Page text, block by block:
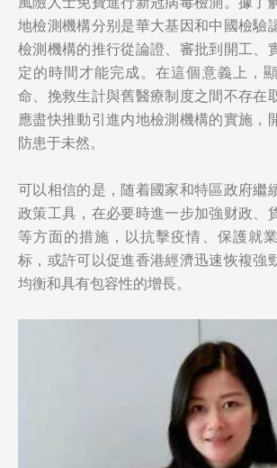
地檢測機構分别是華大基因和中國檢驗
檢測機構的推行從論證、審批到開工、
定的時間才能完成。在這個意義上，
命、挽救生計與舊醫療制度之間不存在
應盡快推動引進内地檢測機構的實施，
防患于未然。
可以相信的是，随着國家和特區政府繼
政策工具，在必要時進一步加強财政、
等方面的措施，以抗擊疫情、保護就
标，或許可以促進香港經濟迅速恢複強
均衡和具有包容性的增長。